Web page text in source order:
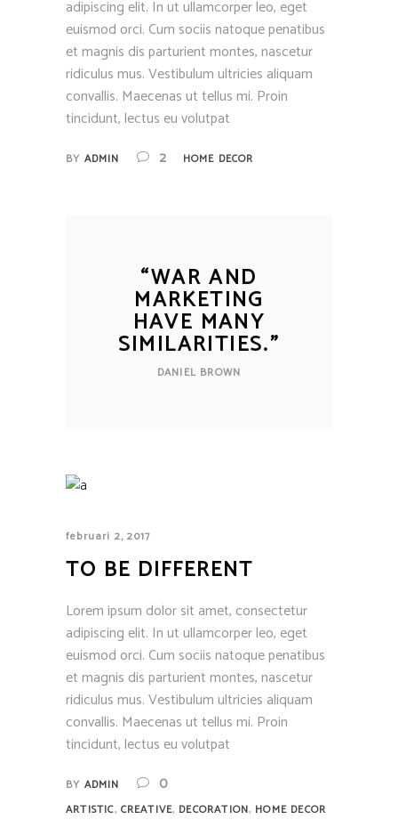
adipiscing elit. In ut ullamcorper leo, eget
euismod orci. Cum sociis natoque penatibus
et magnis dis parturient montes, nascetur
ridiculus mus. Vestibulum ultricies aliquam
convallis. Maecenas ut tellus mi. Proin
tincidunt, lectus eu volutpat
BY ADMIN 2 HOME DECOR
“WAR AND
MARKETING
HAVE MANY
SIMILARITIES.”
DANIEL BROWN
februari 2, 2017
TO BE DIFFERENT
Lorem ipsum dolor sit amet, consectetur
adipiscing elit. In ut ullamcorper leo, eget
euismod orci. Cum sociis natoque penatibus
et magnis dis parturient montes, nascetur
ridiculus mus. Vestibulum ultricies aliquam
convallis. Maecenas ut tellus mi. Proin
tincidunt, lectus eu volutpat
BY ADMIN 0
ARTISTIC, CREATIVE, DECORATION, HOME DECOR